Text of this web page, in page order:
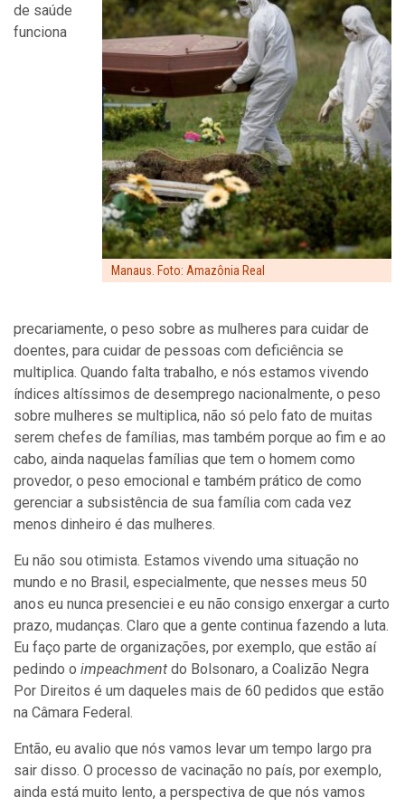
Manaus. Foto: Amazônia Real
de saúde
funciona
precariamente, o peso sobre as mulheres para cuidar de
doentes, para cuidar de pessoas com deficiência se
multiplica. Quando falta trabalho, e nós estamos vivendo
índices altíssimos de desemprego nacionalmente, o peso
sobre mulheres se multiplica, não só pelo fato de muitas
serem chefes de famílias, mas também porque ao fim e ao
cabo, ainda naquelas famílias que tem o homem como
provedor, o peso emocional e também prático de como
gerenciar a subsistência de sua família com cada vez
menos dinheiro é das mulheres.
Eu não sou otimista. Estamos vivendo uma situação no
mundo e no Brasil, especialmente, que nesses meus 50
anos eu nunca presenciei e eu não consigo enxergar a curto
prazo, mudanças. Claro que a gente continua fazendo a luta.
Eu faço parte de organizações, por exemplo, que estão aí
pedindo o impeachment do Bolsonaro, a Coalizão Negra
Por Direitos é um daqueles mais de 60 pedidos que estão
na Câmara Federal.
Então, eu avalio que nós vamos levar um tempo largo pra
sair disso. O processo de vacinação no país, por exemplo,
ainda está muito lento, a perspectiva de que nós vamos